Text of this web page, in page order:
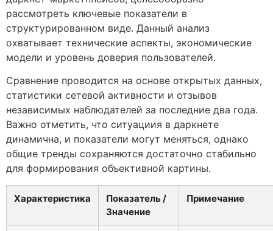
рассмотреть ключевые показатели в
структурированном виде. Данный анализ
охватывает технические аспекты, экономические
модели и уровень доверия пользователей.
Сравнение проводится на основе открытых данных,
статистики сетевой активности и отзывов
независимых наблюдателей за последние два года.
Важно отметить, что ситуациия в даркнете
динамична, и показатели могут меняться, однако
общие тренды сохраняются достаточно стабильно
для формирования объективной картины.
Характеристика
Показатель /
Значение
Примечание